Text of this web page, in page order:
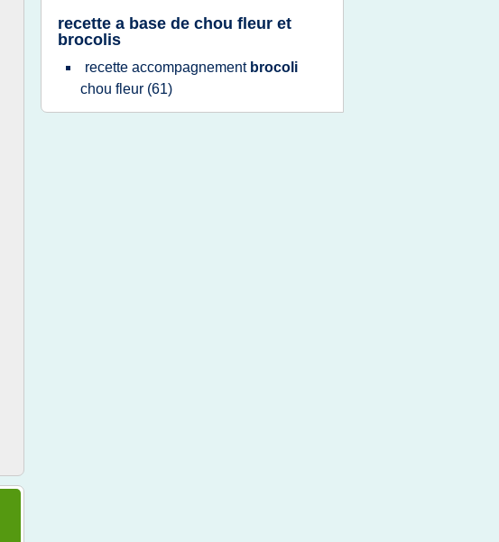
recette a base de chou fleur et
brocolis
recette accompagnement brocoli
chou fleur (61)